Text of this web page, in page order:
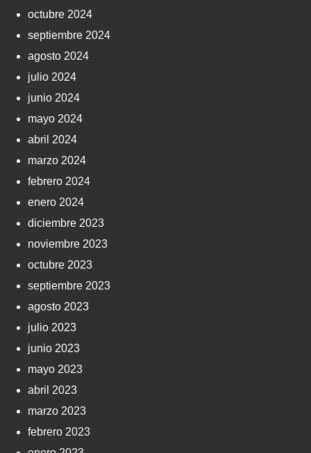
octubre 2024
septiembre 2024
agosto 2024
julio 2024
junio 2024
mayo 2024
abril 2024
marzo 2024
febrero 2024
enero 2024
diciembre 2023
noviembre 2023
octubre 2023
septiembre 2023
agosto 2023
julio 2023
junio 2023
mayo 2023
abril 2023
marzo 2023
febrero 2023